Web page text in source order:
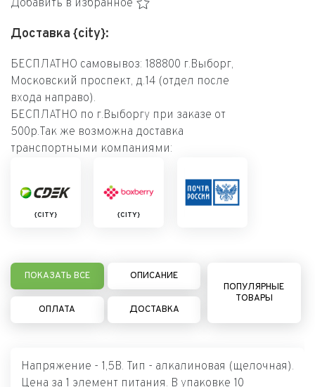
Добавить в избранное
Доставка {city}:
БЕСПЛАТНО самовывоз: 188800 г.Выборг,
Московский проспект, д.14 (отдел после
входа направо).
БЕСПЛАТНО по г.Выборгу при заказе от
500р.Так же возможна доставка
транспортными компаниями:
{CITY} {CITY}
ПОКАЗАТЬ ВСЕ ОПИСАНИЕ
ОПЛАТА ДОСТАВКА
ПОПУЛЯРНЫЕ
ТОВАРЫ
Напряжение - 1,5В. Тип - алкалиновая (щелочная).
Цена за 1 элемент питания. В упаковке 10